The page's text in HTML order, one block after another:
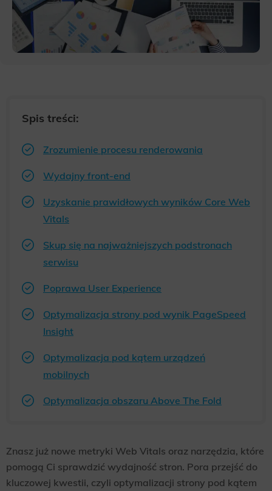
Spis treści:
Zrozumienie procesu renderowania
Wydajny front-end
Uzyskanie prawidłowych wyników Core Web
Vitals
Skup się na najważniejszych podstronach
serwisu
Poprawa User Experience
Optymalizacja strony pod wynik PageSpeed
Insight
Optymalizacja pod kątem urządzeń
mobilnych
Optymalizacja obszaru Above The Fold
Znasz już nowe metryki Web Vitals oraz narzędzia, które
pomogą Ci sprawdzić wydajność stron. Pora przejść do
kluczowej kwestii, czyli optymalizacji strony pod kątem